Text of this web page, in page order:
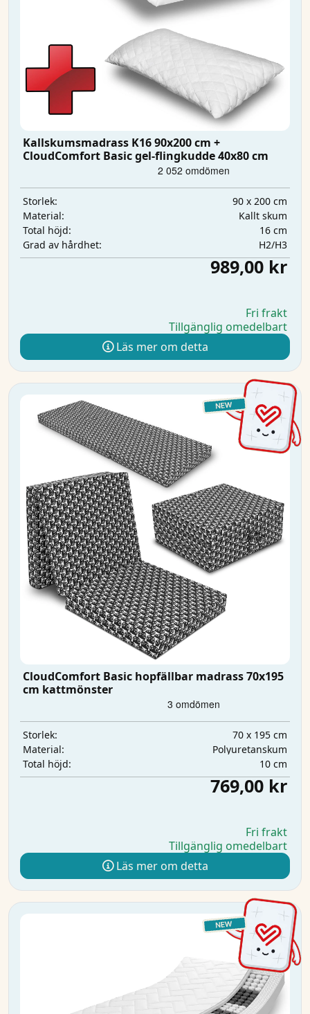
Kallskumsmadrass K16 90x200 cm +
CloudComfort Basic gel-flingkudde 40x80 cm
Storlek:
90 x 200 cm
Material:
Kallt skum
Total höjd:
16 cm
Grad av hårdhet:
H2/H3
989,00 kr
Fri frakt
Tillgänglig omedelbart
Läs mer om detta
CloudComfort Basic hopfällbar madrass 70x195
cm kattmönster
Storlek:
70 x 195 cm
Material:
Polyuretanskum
Total höjd:
10 cm
769,00 kr
Fri frakt
Tillgänglig omedelbart
Läs mer om detta